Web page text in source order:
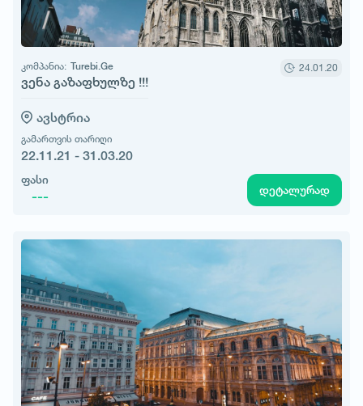
კომპანია: Turebi.Ge
ვენა გაზაფხულზე !!!
24.01.20
ავსტრია
გამართვის თარიღი
22.11.21 - 31.03.20
ფასი
--- დეტალურად